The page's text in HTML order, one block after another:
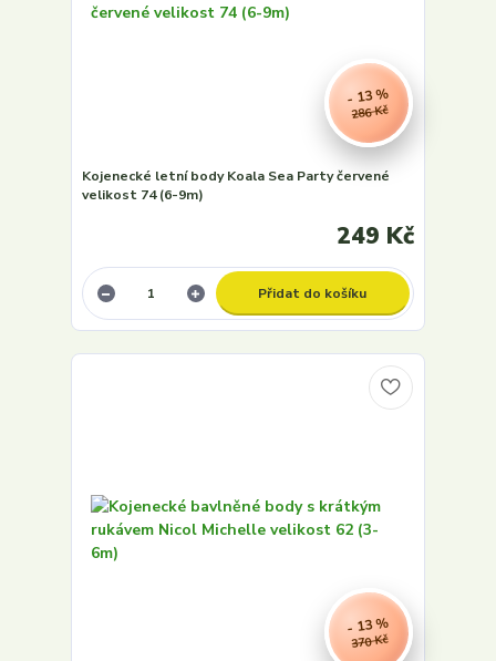
286 Kč
- 13 %
Kojenecké letní body Koala Sea Party červené
velikost 74 (6-9m)
249 Kč
Přidat do košíku
370 Kč
- 13 %